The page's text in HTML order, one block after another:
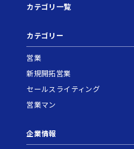
カテゴリ一覧
カテゴリー
営業
新規開拓営業
セールスライティング
営業マン
企業情報